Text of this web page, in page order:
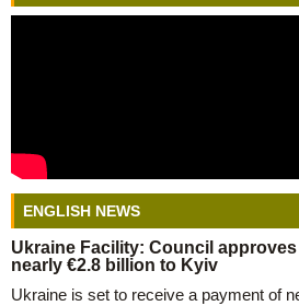
ENGLISH NEWS
Ukraine Facility: Council
nearly €2.8 billion to Kyiv
Ukraine is set to receive a payment of